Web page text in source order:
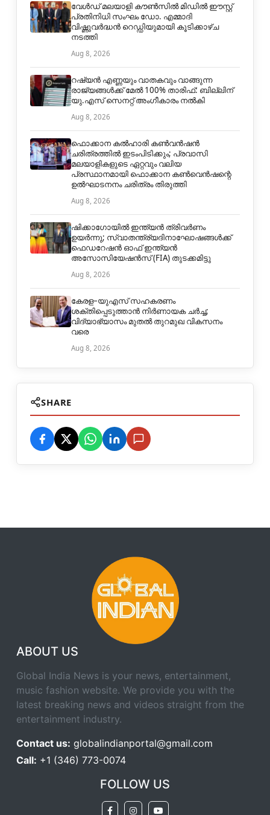
വേൾഡ് മലയാളി കൗൺസിൽ മിഡിൽ ഈസ്റ്റ്
പ്രതിനിധി സംഘം ഡോ. എമ്മാദി
വിഷ്ണുവർദ്ധൻ റെഡ്ഡിയുമായി കൂടിക്കാഴ്ച
നടത്തി
Aug 8, 2026
റഷ്യൻ എണ്ണയും വാതകവും വാങ്ങുന്ന
രാജ്യങ്ങൾക്ക് മേൽ 100% താരിഫ്: ബില്ലിന്
യു.എസ് സെനറ്റ് അംഗീകാരം നൽകി
Aug 8, 2026
ഫൊക്കാന കൽഹാരി കൺവൻഷൻ
ചരിത്രത്തിൽ ഇടംപിടിക്കും; പ്രവാസി
മലയാളികളുടെ ഏറ്റവും വലിയ
പ്രസ്ഥാനമായി ഫൊക്കാന കൺവെൻഷന്റെ
ഉൽഘാടനനം ചരിത്രം തിരുത്തി
Aug 8, 2026
ഷിക്കാഗോയിൽ ഇന്ത്യൻ ത്രിവർണം
ഉയർന്നു; സ്വാതന്ത്ര്യദിനാഘോഷങ്ങൾക്ക്
ഫെഡറേഷൻ ഓഫ് ഇന്ത്യൻ
അസോസിയേഷൻസ് (FIA) തുടക്കമിട്ടു
Aug 8, 2026
കേരള–യുഎസ് സഹകരണം
ശക്തിപ്പെടുത്താൻ നിർണായക ചർച്ച;
വിദ്യാഭ്യാസം മുതൽ തുറമുഖ വികസനം
വരെ
Aug 8, 2026
SHARE
ABOUT US
Global India News is your news, entertainment,
music fashion website. We provide you with the
latest breaking news and videos straight from the
entertainment industry.
Contact us: globalindianportal@gmail.com
Call: +1 (346) 773-0074
FOLLOW US